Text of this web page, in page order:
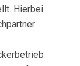
Hierbei